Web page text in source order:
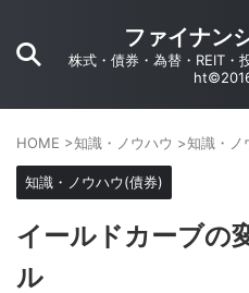
ファイナン
株式・債券・為替・REIT
HOME >知識・ノウハウ >知識・ノ
知識・ノウハウ(債券)
イールドカーブの
ル